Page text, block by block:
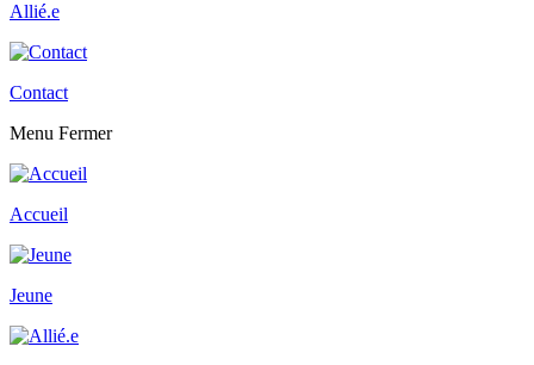
Allié.e
Contact
Menu Fermer
Accueil
Jeune